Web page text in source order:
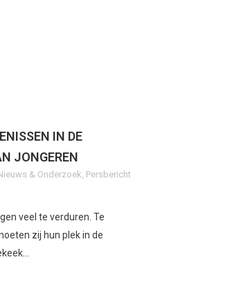
IN DE
JONGEREN
& Onderzoek, Persbericht
veel te verduren. Te
zij hun plek in de